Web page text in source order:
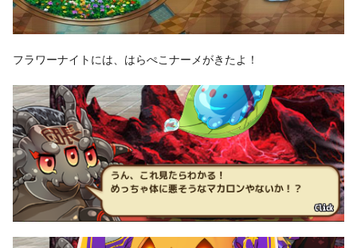
フラワーナイトには、はらぺこナーメがきたよ！